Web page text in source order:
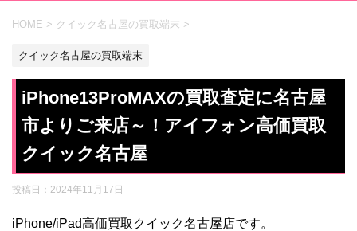
HOME > クイック名古屋の買取端末 >
クイック名古屋の買取端末
iPhone13ProMAXの買取査定に名古屋
市よりご来店～！アイフォン高価買取
クイック名古屋
投稿日： 2024年11月17日
iPhone/iPad高価買取クイック名古屋店です。